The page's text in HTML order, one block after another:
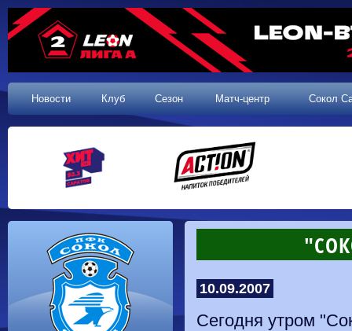
Новости Клуб Сезон Матч-центр Сокол
10.09.2007
Сегодня утром